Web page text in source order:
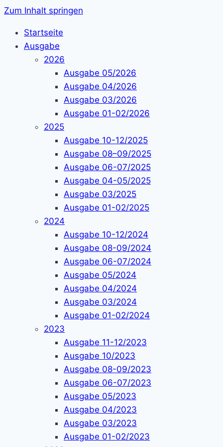
Zum Inhalt springen
Startseite
Ausgabe
2026
Ausgabe 05/2026
Ausgabe 04/2026
Ausgabe 03/2026
Ausgabe 01-02/2026
2025
Ausgabe 10-12/2025
Ausgabe 08–09/2025
Ausgabe 06-07/2025
Ausgabe 04-05/2025
Ausgabe 03/2025
Ausgabe 01-02/2025
2024
Ausgabe 10-12/2024
Ausgabe 08-09/2024
Ausgabe 06-07/2024
Ausgabe 05/2024
Ausgabe 04/2024
Ausgabe 03/2024
Ausgabe 01-02/2024
2023
Ausgabe 11-12/2023
Ausgabe 10/2023
Ausgabe 08-09/2023
Ausgabe 06-07/2023
Ausgabe 05/2023
Ausgabe 04/2023
Ausgabe 03/2023
Ausgabe 01-02/2023